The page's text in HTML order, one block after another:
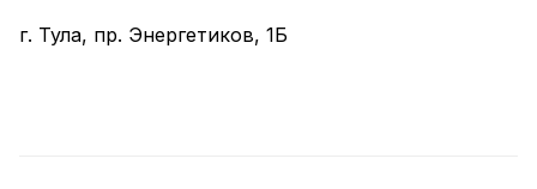
г. Тула, пр. Энергетиков, 1Б